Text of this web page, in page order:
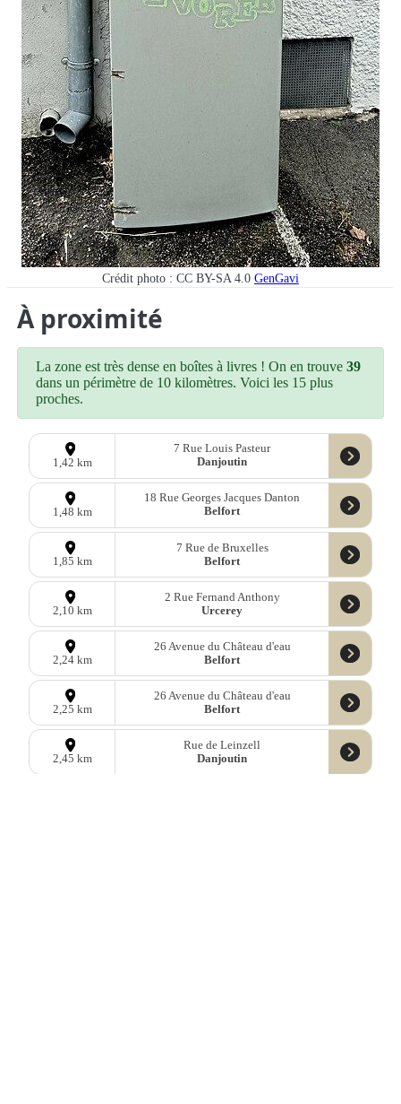
Crédit photo : CC BY-SA 4.0 GenGavi
À proximité
La zone est très dense en boîtes à livres ! On en trouve39
dans un périmètre de 10 kilomètres. Voici les 15 plus
proches.
1,42 km
7 Rue Louis Pasteur
Danjoutin
1,48 km
18 Rue Georges Jacques Danton
Belfort
1,85 km
7 Rue de Bruxelles
Belfort
2,10 km
2 Rue Fernand Anthony
Urcerey
2,24 km
26 Avenue du Château d'eau
Belfort
2,25 km
26 Avenue du Château d'eau
Belfort
2,45 km
Rue de Leinzell
Danjoutin